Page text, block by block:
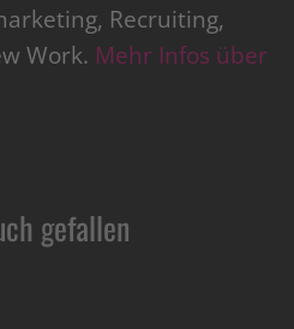
Recruiting,
Work. Mehr Infos über
gefallen